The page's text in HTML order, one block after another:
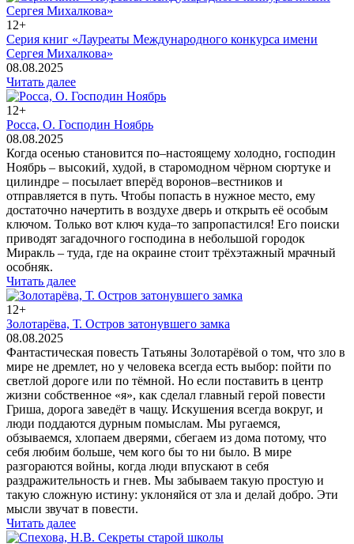
12+
Серия книг «Лауреаты Международного конкурса имени
Сергея Михалкова»
08.08.2025
Читать далее
12+
Росса, О. Господин Ноябрь
08.08.2025
Когда осенью становится по–настоящему холодно, господин
Ноябрь – высокий, худой, в старомодном чёрном сюртуке и
цилиндре – посылает вперёд воронов–вестников и
отправляется в путь. Чтобы попасть в нужное место, ему
достаточно начертить в воздухе дверь и открыть её особым
ключом. Только вот ключ куда–то запропастился! Его поиски
приводят загадочного господина в небольшой городок
Миракль – туда, где на окраине стоит трёхэтажный мрачный
особняк.
Читать далее
12+
Золотарёва, Т. Остров затонувшего замка
08.08.2025
Фантастическая повесть Татьяны Золотарёвой о том, что зло в
мире не дремлет, но у человека всегда есть выбор: пойти по
светлой дороге или по тёмной. Но если поставить в центр
жизни собственное «я», как сделал главный герой повести
Гриша, дорога заведёт в чащу. Искушения всегда вокруг, и
люди поддаются дурным помыслам. Мы ругаемся,
обзываемся, хлопаем дверями, сбегаем из дома потому, что
себя любим больше, чем кого бы то ни было. В мире
разгораются войны, когда люди впускают в себя
раздражительность и гнев. Мы забываем такую простую и
такую сложную истину: уклоняйся от зла и делай добро. Эти
мысли звучат в повести.
Читать далее